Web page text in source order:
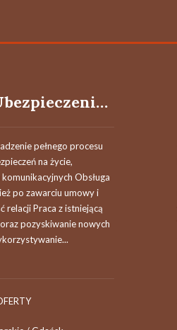
Agent Ubezpieczeniowy / Agentka Ubezpieczeniowa
pełnego procesu
na życie,
Obsługa
po zawarciu umowy i
relacji Praca z istniejącą
pozyskiwanie nowych